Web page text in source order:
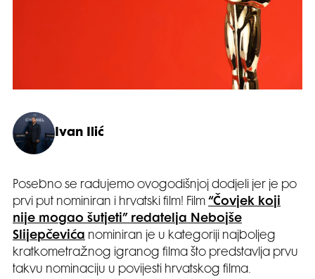
Ivan Ilić
Posebno se radujemo ovogodišnjoj dodjeli jer je po
prvi put nominiran i hrvatski film! Film “Čovjek koji
nije mogao šutjeti” redatelja Nebojše
Slijepčevića nominiran je u kategoriji najboljeg
kratkometražnog igranog filma što predstavlja prvu
takvu nominaciju u povijesti hrvatskog filma.